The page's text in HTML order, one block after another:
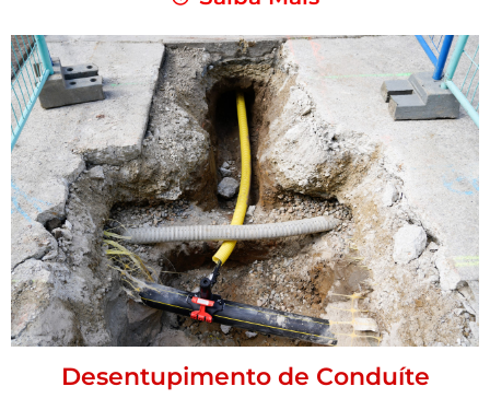
Desentupimento de Conduíte